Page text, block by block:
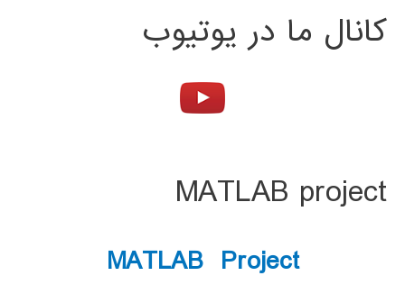
کانال ما در یوتیوب
MATLAB project
MATLAB Project